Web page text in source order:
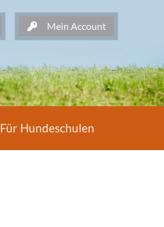
Mein Account
Für Hundeschulen